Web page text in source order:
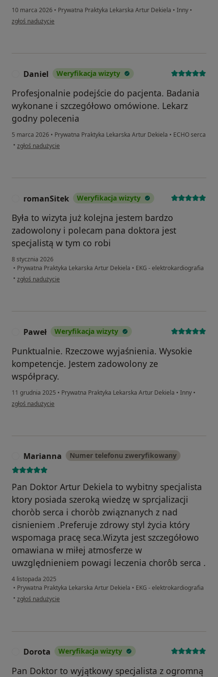
10 marca 2026 • Prywatna Praktyka Lekarska Artur Dekiela • Inny •
w opinii użytkownika Ewa
zgłoś nadużycie
Daniel Weryfikacja wizyty
Profesjonalnie podejście do pacjenta. Badania
wykonane i szczegółowo omówione. Lekarz
godny polecenia
5 marca 2026 • Prywatna Praktyka Lekarska Artur Dekiela • ECHO serca
• w opinii użytkownika Daniel
zgłoś nadużycie
romanSitek Weryfikacja wizyty
Była to wizyta już kolejna jestem bardzo
zadowolony i polecam pana doktora jest
specjalistą w tym co robi
8 stycznia 2026
• Prywatna Praktyka Lekarska Artur Dekiela • EKG - elektrokardiografia
• w opinii użytkownika romanSitek
zgłoś nadużycie
Paweł Weryfikacja wizyty
Punktualnie. Rzeczowe wyjaśnienia. Wysokie
kompetencje. Jestem zadowolony ze
współpracy.
11 grudnia 2025 • Prywatna Praktyka Lekarska Artur Dekiela • Inny •
w opinii użytkownika Paweł
zgłoś nadużycie
Marianna Numer telefonu zweryfikowany
Pan Doktor Artur Dekiela to wybitny specjalista
ktory posiada szeroką wiedzę w sprcjalizacji
choròb serca i choròb związnanych z nad
cisnieniem .Preferuje zdrowy styl życia który
wspomaga pracę seca.Wizyta jest szczegółowo
omawiana w miłej atmosferze w
uwzględnieniem powagi leczenia chorôb serca .
4 listopada 2025
• Prywatna Praktyka Lekarska Artur Dekiela • EKG - elektrokardiografia
• w opinii użytkownika Marianna
zgłoś nadużycie
Dorota Weryfikacja wizyty
Pan Doktor to wyjątkowy specjalista z ogromną